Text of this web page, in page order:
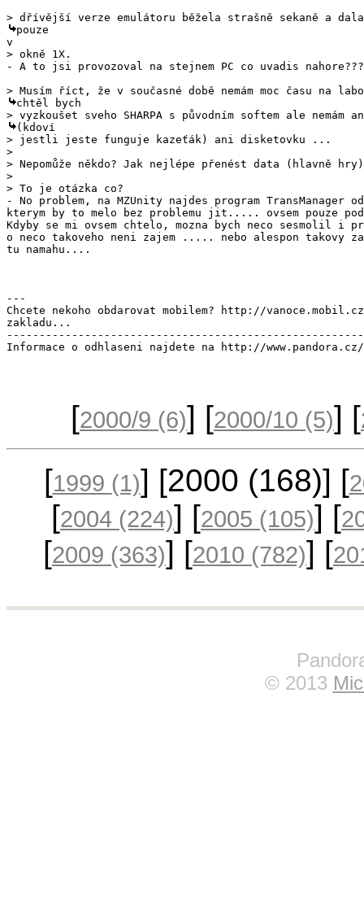
- A to jsi provozoval na stejnem PC co uvadis
chtěl bych
(kdoví
> jestli jeste funguje kazeťák) ani disketovku ...
>
> Nepomůže někdo? Jak nejlépe přenést data (hlavně
>
- No problem, na MZUnity najdes program TransManager
kterym by to melo bez problemu jit..... ovsem pouze pod
Kdyby se mi ovsem chtelo, mozna bych neco sesmolil i
o neco takoveho neni zajem ..... nebo alespon takovy
tu namahu....
---
Chcete nekoho obdarovat mobilem? http://
zakladu...
Informace o odhlaseni najdete na http://www.pandora.cz/
[2000/9 (6)] [2000/10 (5)] [
[1999 (1)] [2000 (168)] [
[2004 (224)] [2005 (105)] [
[2009 (363)] [2010 (782)] [
© 2013